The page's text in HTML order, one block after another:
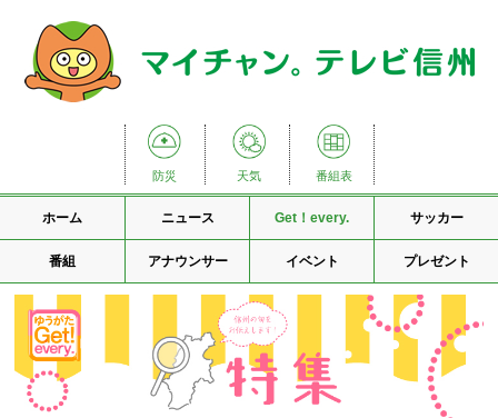
防災 天気 番組表
ホーム ニュース Get！every. サッカー
番組 アナウンサー イベント プレゼント